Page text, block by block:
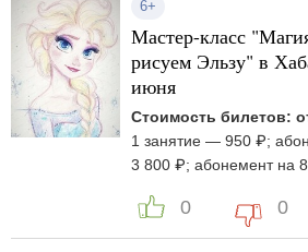
6+
Мастер-класс
рисуем Эльзу" в
июня
Стоимость билетов:
1 занятие — 950 ₽;
3 800 ₽; абонемент на
0 0